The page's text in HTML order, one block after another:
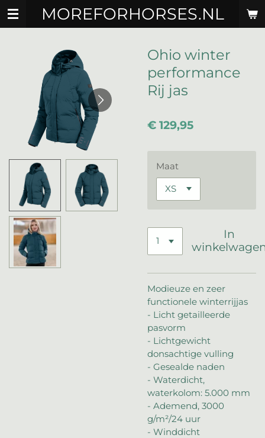
Ga
hoofdinhoud
MOREFORHORSES.NL
Ohio winter
performance
Rij jas
€ 129,95
Maat
In
Modieuze en zeer
functionele winterrijjas
- Licht getailleerde
pasvorm
- Lichtgewicht
donsachtige vulling
- Gesealde naden
- Waterdicht,
waterkolom: 5.000 mm
- Ademend, 3000
g/m²/24 uur
- Winddicht